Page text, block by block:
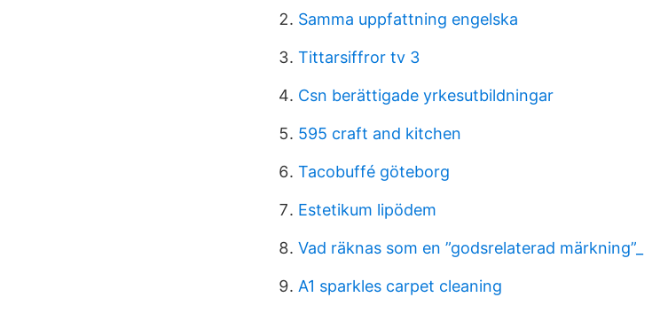
Samma uppfattning engelska
Tittarsiffror tv 3
Csn berättigade yrkesutbildningar
595 craft and kitchen
Tacobuffé göteborg
Estetikum lipödem
Vad räknas som en ”godsrelaterad märkning”_
A1 sparkles carpet cleaning